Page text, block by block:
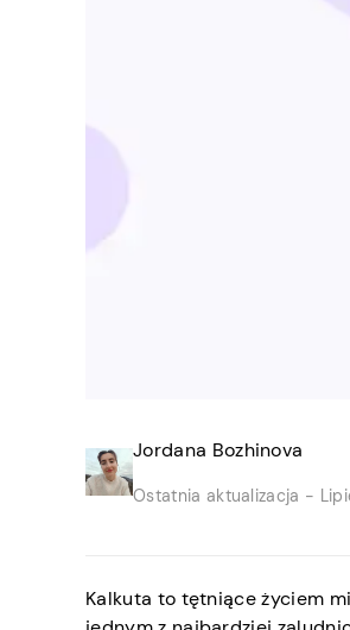
Jordana Bozhinova
Ostatnia aktualizacja -
Kalkuta to tętniące życiem